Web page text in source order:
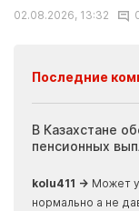
02.08.2026, 13:32
Последние
В Казахстане
пенсионных
kolu411 → Может
нормально а не